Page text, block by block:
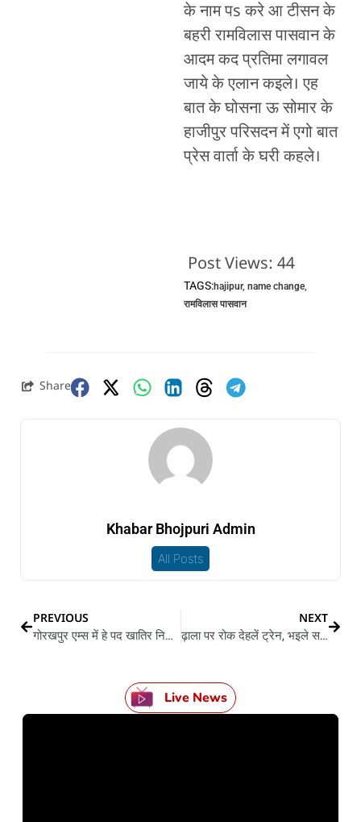
के नाम पs करे आ टीसन के
बहरी रामविलास पासवान के
आदम कद प्रतिमा लगावल
जाये के एलान कइले। एह
बात के घोसना ऊ सोमार के
हाजीपुर परिसदन में एगो बात
प्रेस वार्ता के घरी कहले।
Post Views: 44
TAGS:hajipur, name change,
रामविलास पासवान
Share
Khabar Bhojpuri Admin
All Posts
PREVIOUS
गोरखपुर एम्स में हे पद खातिर निकलल भरती, हे तारीख ले करीं आवेदन
NEXT
ढ़ाला पर रोक देहलें ट्रेन, भइले सस्पेंड, जानीं का बा पूरा मामला
Live News